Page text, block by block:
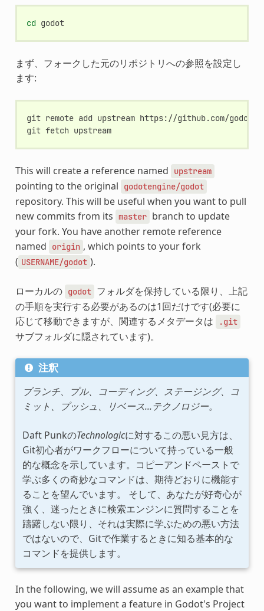
cd godot
まず、フォークした元のリポジトリへの参照を設定し
ます:
git remote add upstream https://github.com/
git fetch upstream
This will create a reference named upstream
pointing to the original godotengine/godot
repository. This will be useful when you want to pull
new commits from its master branch to update
your fork. You have another remote reference
named
origin , which points to your fork
( USERNAME/godot ).
ローカルの godot フォルダを保持している限り、上記
の手順を実行する必要があるのは1回だけです(必要に
応じて移動できますが、関連するメタデータは
.git
サブフォルダに隠されています)。
注釈
ブランチ、プル、コーディング、ステージング、コ
ミット、プッシュ、リベース...テクノロジー。
Daft PunkのTechnologicに対するこの悪い見方は、
Git初心者がワークフローについて持っている一般
的な概念を示しています。コピーアンドペーストで
学ぶ多くの奇妙なコマンドは、期待どおりに機能す
ることを望んでいます。 そして、あなたが好奇心が
強く、迷ったときに検索エンジンに質問することを
躊躇しない限り、それは実際に学ぶための悪い方法
ではないので、Gitで作業するときに知る基本的な
コマンドを提供します。
In the following, we will assume as an example that
you want to implement a feature in Godot's Project